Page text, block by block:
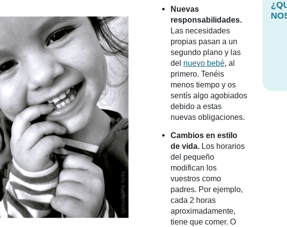
Nuevas
responsabilidades.
Las necesidades
propias pasan a un
segundo plano y las
del nuevo bebé, al
primero. Tenéis
menos tiempo y os
sentís algo agobiados
debido a estas
nuevas obligaciones.
Cambios en estilo
de vida. Los horarios
del pequeño
modifican los
vuestros como
padres. Por ejemplo,
cada 2 horas
aproximadamente,
tiene que comer. O